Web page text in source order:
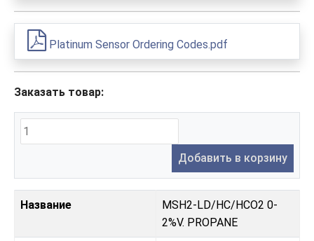
Platinum Sensor Ordering Codes.pdf
Заказать товар:
Добавить в корзину
Название
MSH2-LD/HC/HCO2 0-
2%V. PROPANE